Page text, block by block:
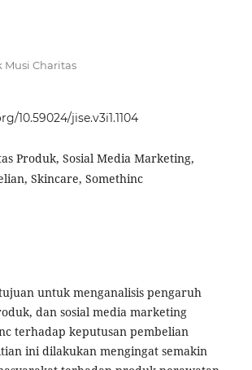
Musi Charitas
10.59024/jise.v3i1.1104
Produk, Sosial Media Marketing,
Skincare, Somethinc
untuk menganalisis pengaruh
dan sosial media marketing
terhadap keputusan pembelian
ini dilakukan mengingat semakin